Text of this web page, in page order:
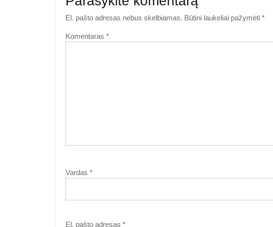
El. pašto adresas nebus skelbiamas. Būtini laukeliai pažymėti *
Komentaras *
Vardas *
El. pašto adresas *